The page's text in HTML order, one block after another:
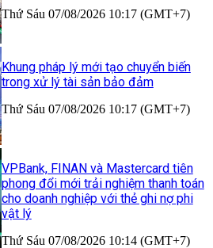
Thứ Sáu 07/08/2026 10:17 (GMT+7)
Khung pháp lý mới tạo chuyển biến
trong xử lý tài sản bảo đảm
Thứ Sáu 07/08/2026 10:17 (GMT+7)
VPBank, FINAN và Mastercard tiên
phong đổi mới trải nghiệm thanh toán
cho doanh nghiệp với thẻ ghi nợ phi
vật lý
Thứ Sáu 07/08/2026 10:14 (GMT+7)